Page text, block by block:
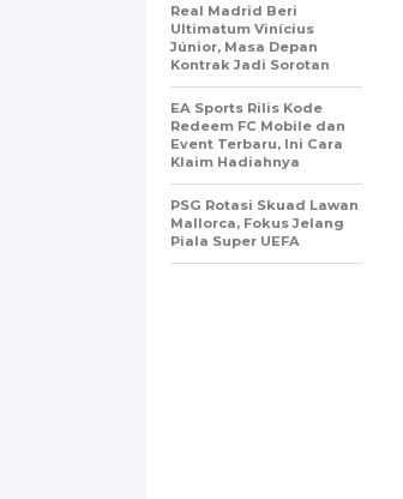
Real Madrid Beri
Ultimatum Vinícius
Júnior, Masa Depan
Kontrak Jadi Sorotan
EA Sports Rilis Kode
Redeem FC Mobile dan
Event Terbaru, Ini Cara
Klaim Hadiahnya
PSG Rotasi Skuad Lawan
Mallorca, Fokus Jelang
Piala Super UEFA